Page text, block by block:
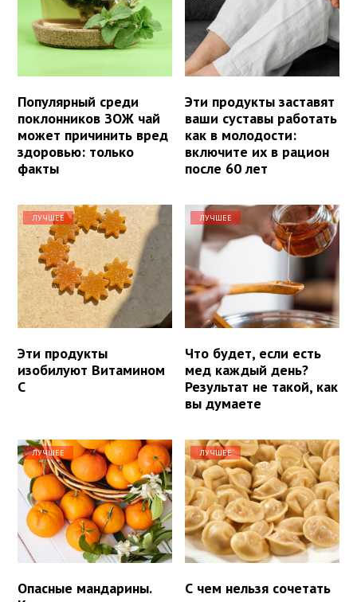
Популярный среди
поклонников ЗОЖ чай
может причинить вред
здоровью: только
факты
Эти продукты заставят
ваши суставы работать
как в молодости:
включите их в рацион
после 60 лет
ЛУЧШЕЕ
Эти продукты
изобилуют Витамином
С
ЛУЧШЕЕ
Что будет, если есть
мед каждый день?
Результат не такой, как
вы думаете
ЛУЧШЕЕ
Опасные мандарины.
ЛУЧШЕЕ
С чем нельзя сочетать